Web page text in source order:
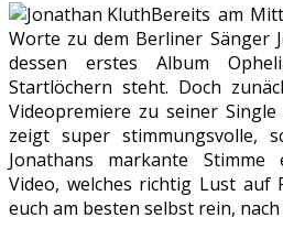
Bereits am
Worte zu dem Berliner Sänger
dessen erstes Album
Startlöchern steht. Doch
Videopremiere zu seiner Single
zeigt super stimmungsvolle,
Jonathans markante
Video, welches richtig Lust auf
euch am besten selbst rein,